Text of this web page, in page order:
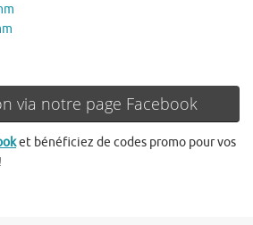
via notre page Facebook
et bénéficiez de codes promo pour vos